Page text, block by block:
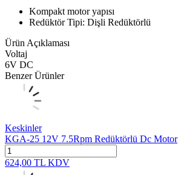
Kompakt motor yapısı
Redüktör Tipi: Dişli Redüktörlü
Ürün Açıklaması
Voltaj
6V DC
Benzer Ürünler
Keskinler
KGA-25 12V 7.5Rpm Redüktörlü Dc Motor
624,00 TL KDV